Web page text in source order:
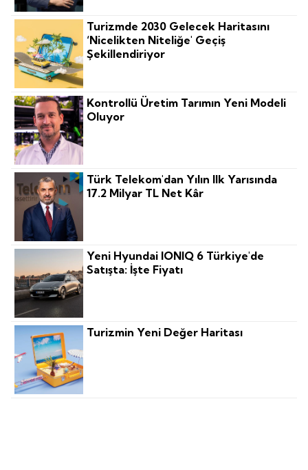
Turizmde 2030 Gelecek Haritasını
‘nicelikten Niteliğe' Geçiş
Şekillendiriyor
Kontrollü Üretim Tarımın Yeni Modeli
Oluyor
Türk Telekom'dan Yılın Ilk Yarısında
17.2 Milyar TL Net Kâr
Yeni Hyundai IONIQ 6 Türkiye'de
Satışta: İşte Fiyatı
Turizmin Yeni Değer Haritası